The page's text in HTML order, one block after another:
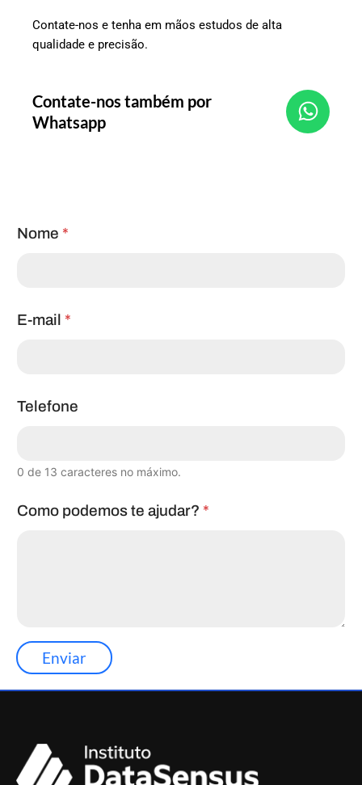
Contate-nos e tenha em mãos estudos de alta
qualidade e precisão.
W
h
Contate-nos também por
Whatsapp
Nome *
E-mail *
Telefone
0 de 13 caracteres no máximo.
Como podemos te ajudar? *
Enviar